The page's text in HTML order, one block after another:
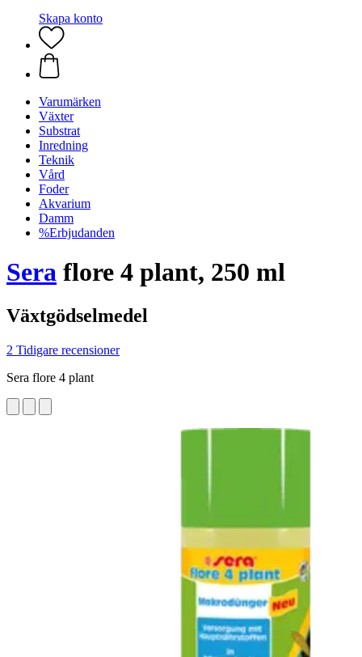
Skapa konto
Varumärken
Växter
Substrat
Inredning
Teknik
Vård
Foder
Akvarium
Damm
%Erbjudanden
Sera flore 4 plant, 250 ml
Växtgödselmedel
2 Tidigare recensioner
Sera flore 4 plant